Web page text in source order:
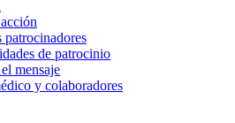
patrocinadores
de patrocinio
mensaje
y colaboradores